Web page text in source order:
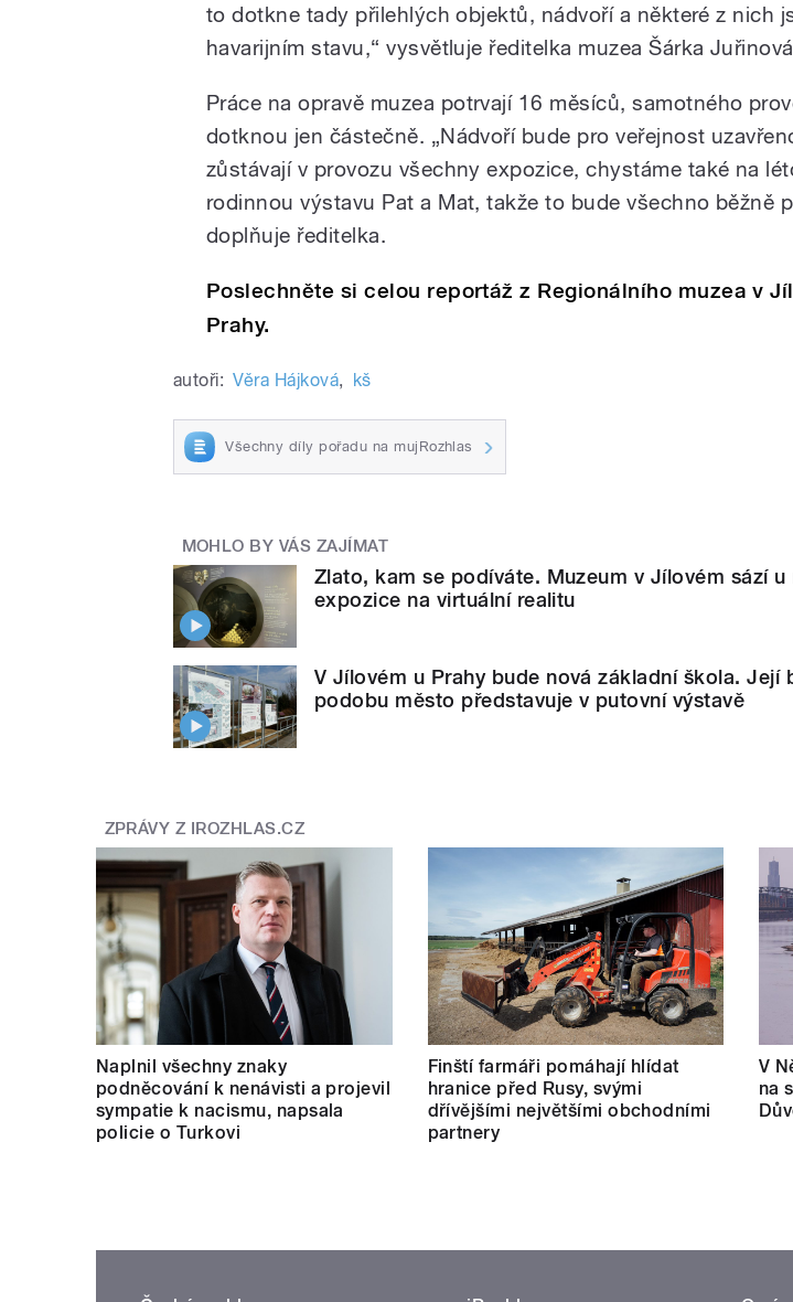
to dotkne tady přilehlých objektů, nádvoří a některé z nich
havarijním stavu,“ vysvětluje ředitelka muzea Šárka
Práce na opravě muzea potrvají 16 měsíců, samotného
dotknou jen částečně. „Nádvoří bude pro veřejnost
zůstávají v provozu všechny expozice, chystáme také na
rodinnou výstavu Pat a Mat, takže to bude všechno běžně
doplňuje ředitelka.
Poslechněte si celou reportáž z Regionálního muzea v
Prahy.
autoři: Věra Hájková, kš
Všechny díly pořadu na mujRozhlas
MOHLO BY VÁS ZAJÍMAT
Zlato, kam se podíváte. Muzeum v Jílovém sází u
expozice na virtuální realitu
V Jílovém u Prahy bude nová základní škola. Její
podobu město představuje v putovní výstavě
ZPRÁVY Z IROZHLAS.CZ
Naplnil všechny znaky
podněcování k nenávisti a projevil
sympatie k nacismu, napsala
policie o Turkovi
Finští farmáři pomáhají hlídat
hranice před Rusy, svými
dřívějšími největšími obchodními
partnery
V
na